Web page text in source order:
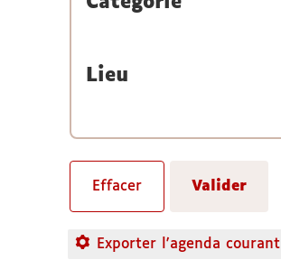
Lieu
Exporter l'agenda courant